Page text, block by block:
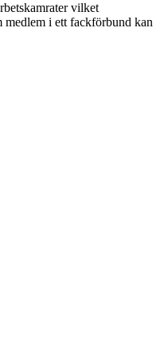
vilket
medlem i ett fackförbund kan